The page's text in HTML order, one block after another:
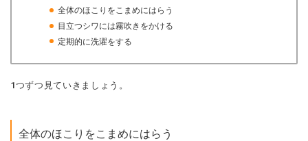
全体のほこりをこまめにはらう
目立つシワには霧吹きをかける
定期的に洗濯をする
1つずつ見ていきましょう。
全体のほこりをこまめにはらう